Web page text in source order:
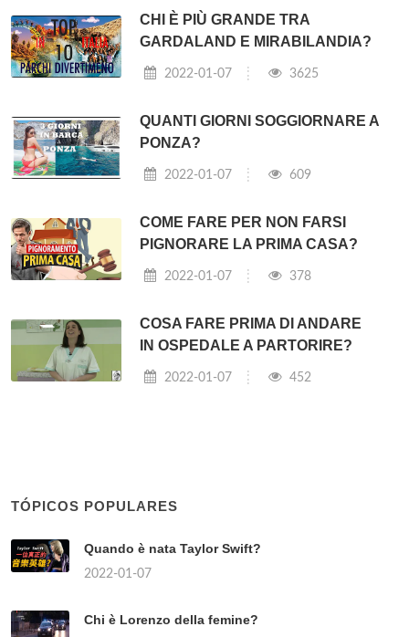
CHI È PIÙ GRANDE TRA
GARDALAND E MIRABILANDIA?
2022-01-07 3625
QUANTI GIORNI SOGGIORNARE A
PONZA?
2022-01-07 609
COME FARE PER NON FARSI
PIGNORARE LA PRIMA CASA?
2022-01-07 378
COSA FARE PRIMA DI ANDARE
IN OSPEDALE A PARTORIRE?
2022-01-07 452
TÓPICOS POPULARES
Quando è nata Taylor Swift?
2022-01-07
Chi è Lorenzo della femine?